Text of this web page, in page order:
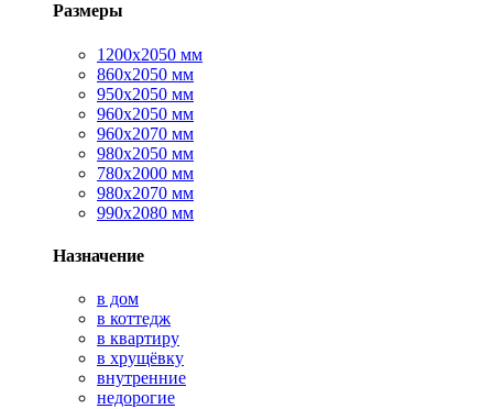
Размеры
1200х2050 мм
860х2050 мм
950х2050 мм
960х2050 мм
960х2070 мм
980х2050 мм
780х2000 мм
980х2070 мм
990х2080 мм
Назначение
в дом
в коттедж
в квартиру
в хрущёвку
внутренние
недорогие